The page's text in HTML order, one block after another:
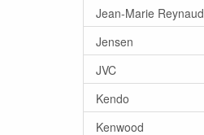
Jean-Marie Reynaud
Jensen
JVC
Kendo
Kenwood